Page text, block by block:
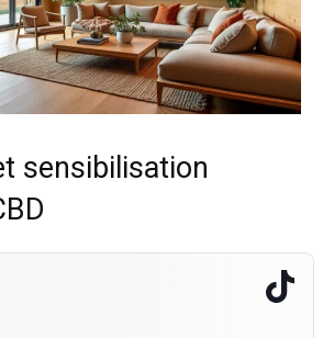
sensibilisation